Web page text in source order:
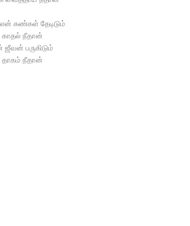
கண்கள் தேடிடும்
காதல் நீதான்
ஜீவன் பருகிடும்
தாகம் நீதான்